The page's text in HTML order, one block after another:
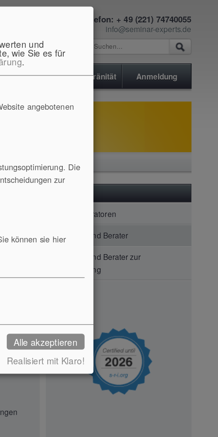
Telefon: + 49 (221) 74740055
info@seminar-experts.de
Service D. Souveränität Anmeldung
Administratoren
Trainer und Berater
Trainer und Berater zur
Ausbildung
und
wie Sie es für
.
angebotenen
Die
zur
können sie hier
Alle akzeptieren
Realisiert mit Klaro!